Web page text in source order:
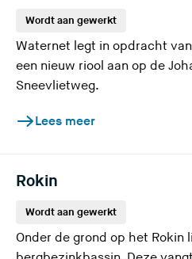
Wordt aan gewerkt
Waternet legt in opdracht
een nieuw riool aan op de
Sneevlietweg.
Lees meer
Rokin
Wordt aan gewerkt
Onder de grond op het Rokin